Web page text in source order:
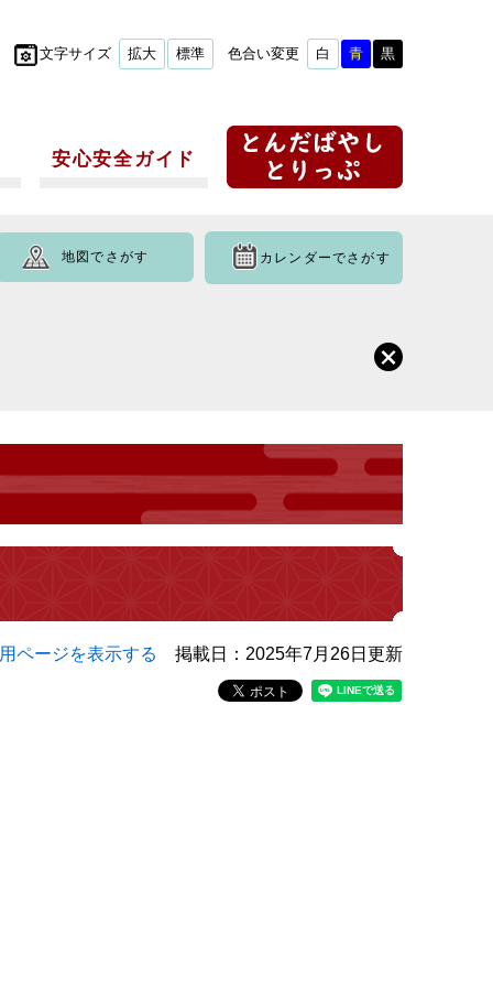
文字サイズ 拡大 標準 色合い変更 白 青 黒
安心安全ガイド
地図でさがす カレンダーでさがす
ページを表示する 掲載日：2025年7月26日更新